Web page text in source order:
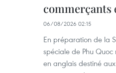
commerçants
06/08/2026 02:15
En préparation de la
spéciale de Phu
en anglais destiné